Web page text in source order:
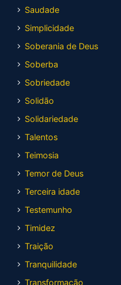
Saudade
Simplicidade
Soberania de Deus
Soberba
Sobriedade
Solidão
Solidariedade
Talentos
Teimosia
Temor de Deus
Terceira idade
Testemunho
Timidez
Traição
Tranquilidade
Transformação